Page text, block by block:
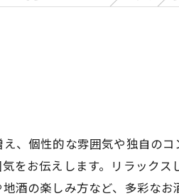
、個性的な雰囲気や独自の
をお伝えします。リラックス
酒の楽しみ方など、多彩なお